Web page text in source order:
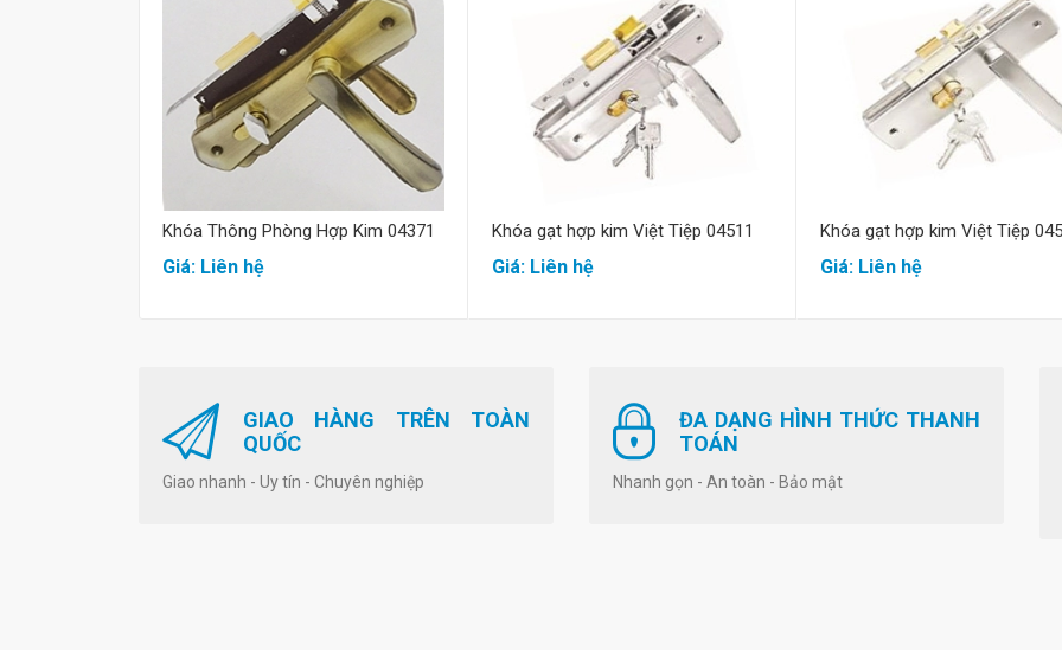
Mua hàng
Khóa Thông Phòng Hợp Kim 04371
Giá: Liên hệ
Mua hàng
Khóa gạt hợp kim Việt Tiệp 04511
Giá: Liên hệ
Mua hàng
Khóa gạt hợp kim Việt Tiệp
Giá: Liên hệ
GIAO HÀNG TRÊN TOÀN
QUỐC
Giao nhanh - Uy tín - Chuyên nghiệp
ĐA DẠNG HÌNH THỨC THANH
TOÁN
Nhanh gọn - An toàn - Bảo mật